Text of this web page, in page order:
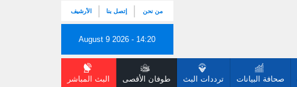
من نحن إتصل بنا الأرشيف
August 9 2026 - 14:20
صحافة البيانات ترددات البث طوفان الأقصى البث المباشر